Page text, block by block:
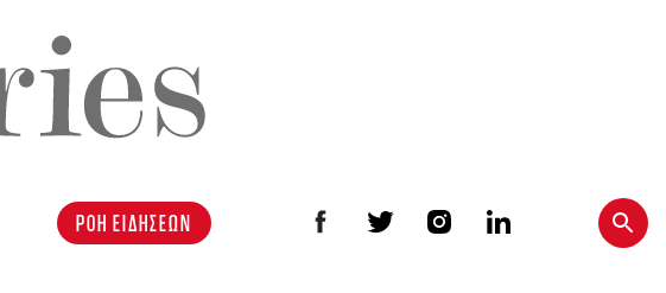
ΡΟΗ ΕΙΔΗΣΕΩΝ